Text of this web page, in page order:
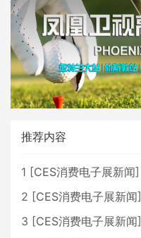
推荐内容
1 [CES消费电子展新闻]
2 [CES消费电子展新闻]
3 [CES消费电子展新闻]